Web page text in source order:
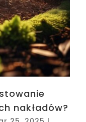
nakładów?